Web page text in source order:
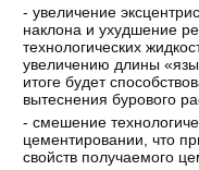
- увеличение
наклона и ухудшение
технологических
увеличению длины
итоге будет
вытеснения бурового
- смешение
цементировании, что
свойств получаемого